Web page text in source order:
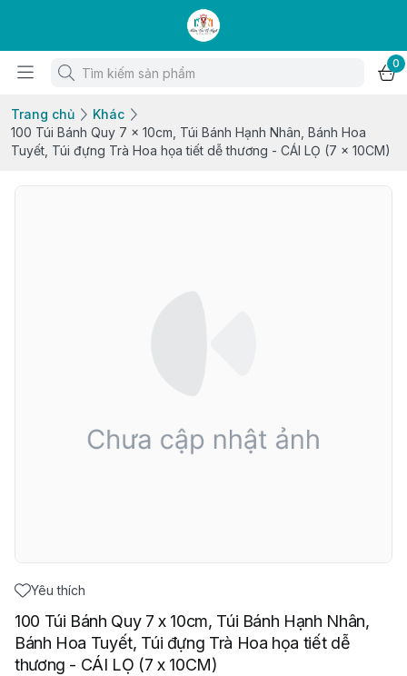
0
Trang chủ
Khác
100 Túi Bánh Quy 7 x 10cm, Túi Bánh Hạnh Nhân, Bánh Hoa
Tuyết, Túi đựng Trà Hoa họa tiết dễ thương - CÁI LỌ (7 x 10CM)
Yêu thích
100 Túi Bánh Quy 7 x 10cm, Túi Bánh Hạnh Nhân,
Bánh Hoa Tuyết, Túi đựng Trà Hoa họa tiết dễ
thương - CÁI LỌ (7 x 10CM)